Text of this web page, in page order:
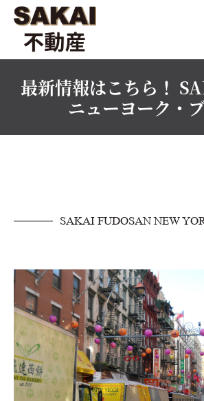
最新情報はこちら！
ニューヨーク・
SAKAI FUDOSAN NEW